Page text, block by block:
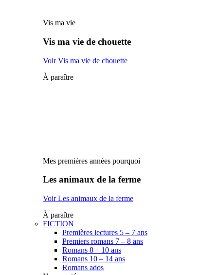
Vis ma vie
Vis ma vie de chouette
Voir Vis ma vie de chouette
À paraître
Mes premières années pourquoi
Les animaux de la ferme
Voir Les animaux de la ferme
À paraître
FICTION
Premières lectures 5 – 7 ans
Premiers romans 7 – 8 ans
Romans 8 – 10 ans
Romans 10 – 14 ans
Romans ados